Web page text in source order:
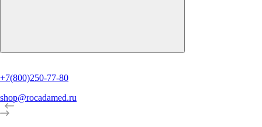
+7(800)250-77-80
shop@rocadamed.ru